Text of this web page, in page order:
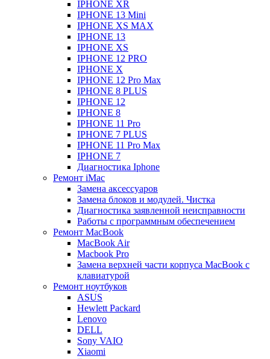
IPHONE XR
IPHONE 13 Mini
IPHONE XS MAX
IPHONE 13
IPHONE XS
IPHONE 12 PRO
IPHONE X
IPHONE 12 Pro Max
IPHONE 8 PLUS
IPHONE 12
IPHONE 8
IPHONE 11 Pro
IPHONE 7 PLUS
IPHONE 11 Pro Max
IPHONE 7
Диагностика Iphone
Ремонт iMac
Замена аксессуаров
Замена блоков и модулей. Чистка
Диагностика заявленной неисправности
Работы с программным обеспечением
Ремонт MacBook
MacBook Air
Macbook Pro
Замена верхней части корпуса MacBook с
клавиатурой
Ремонт ноутбуков
ASUS
Hewlett Packard
Lenovo
DELL
Sony VAIO
Xiaomi